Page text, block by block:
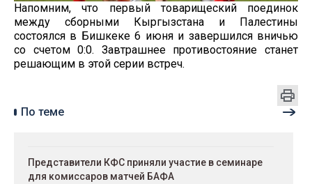
Напомним, что первый товарищеский поединок
между сборными Кыргызстана и Палестины
состоялся в Бишкеке 6 июня и завершился вничью
со счетом 0:0. Завтрашнее противостояние станет
решающим в этой серии встреч.
По теме
Представители КФС приняли участие в семинаре
для комиссаров матчей БАФА